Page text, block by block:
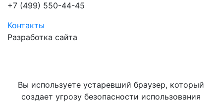
+7 (499) 550-44-45
Контакты
Разработка сайта
Вы используете устаревший браузер, который
создает угрозу безопасности использования